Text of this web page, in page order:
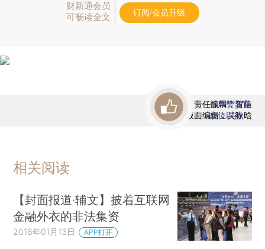
财新通会员
可畅读全文
订阅/会员升级
责任编辑：贺信
版面编辑：吴秋晗
首席赞赏官
虚位以待
相关阅读
【封面报道·辅文】披着互联网
金融外衣的非法集资
2018年01月13日 APP打开